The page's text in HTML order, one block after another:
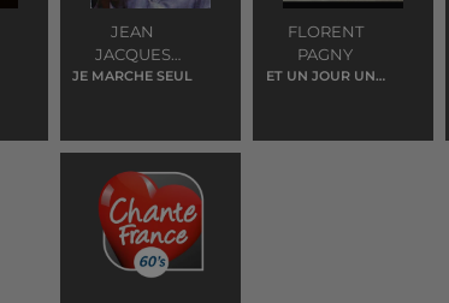
JEAN
JACQUES
GOLDMAN
JE MARCHE SEUL
FLORENT
PAGNY
ET UN JOUR UNE